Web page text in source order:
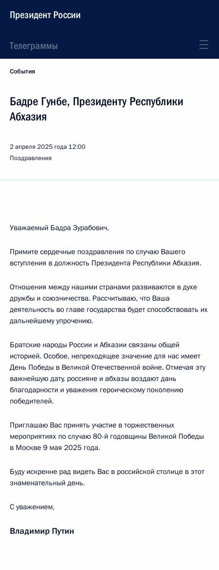
Президент России
Телеграммы
События
Бадре Гунбе, Президенту Республики
Абхазия
2 апреля 2025 года 12:00
Поздравления
Уважаемый Бадра Зурабович,
Примите сердечные поздравления по случаю Вашего
вступления в должность Президента Республики Абхазия.
Отношения между нашими странами развиваются в духе
дружбы и союзничества. Рассчитываю, что Ваша
деятельность во главе государства будет способствовать их
дальнейшему упрочению.
Братские народы России и Абхазии связаны общей
историей. Особое, непреходящее значение для нас имеет
День Победы в Великой Отечественной войне. Отмечая эту
важнейшую дату, россияне и абхазы воздают дань
благодарности и уважения героическому поколению
победителей.
Приглашаю Вас принять участие в торжественных
мероприятиях по случаю 80-й годовщины Великой Победы
в Москве 9 мая 2025 года.
Буду искренне рад видеть Вас в российской столице в этот
знаменательный день.
С уважением,
Владимир Путин